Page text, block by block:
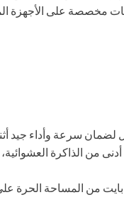
مخصصة على الأجهزة
يتوفر لديك 200 ميجابايت من